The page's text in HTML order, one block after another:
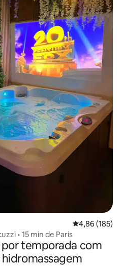
4,86 de uma
4,86 (185)
• 15 min de Paris
temporada com